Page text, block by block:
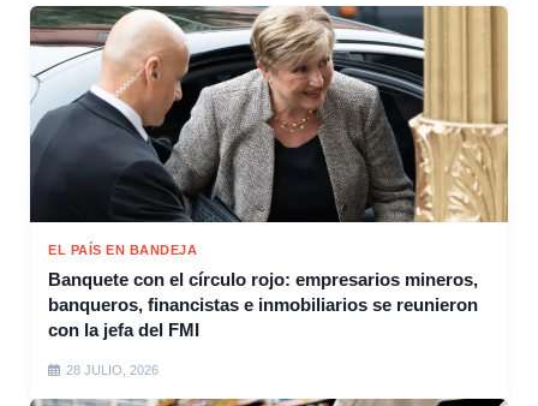
EL PAÍS EN BANDEJA
Banquete con el círculo rojo: empresarios mineros,
banqueros, financistas e inmobiliarios se reunieron
con la jefa del FMI
28 JULIO, 2026